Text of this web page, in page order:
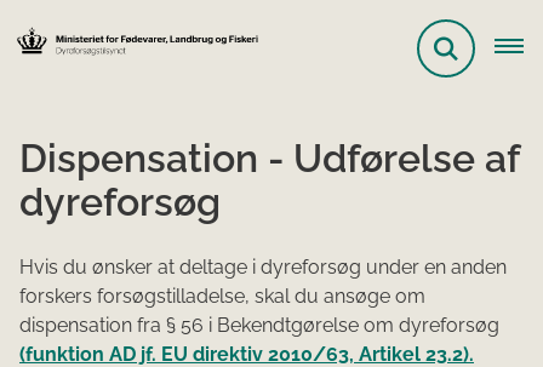
Dispensation - Udførelse af
dyreforsøg
Hvis du ønsker at deltage i dyreforsøg under en anden
forskers forsøgstilladelse, skal du ansøge om
dispensation fra § 56 i Bekendtgørelse om dyreforsøg
(funktion AD jf. EU direktiv 2010/63, Artikel 23.2).